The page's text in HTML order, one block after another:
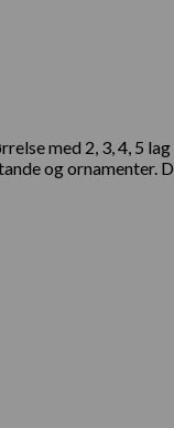
med 2, 3, 4, 5
og ornamenter.